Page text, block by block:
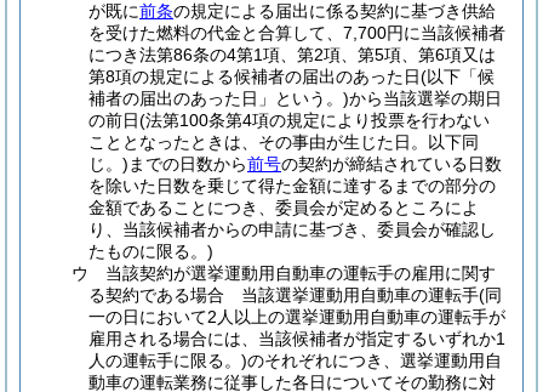
が既に前条の規定による届出に係る契約に基づき供給
を受けた燃料の代金と合算して、7,700円に当該候補者
につき法第86条の4第1項、第2項、第5項、第6項又は
第8項の規定による候補者の届出のあった日(以下「候
補者の届出のあった日」という。)から当該選挙の期日
の前日(法第100条第4項の規定により投票を行わない
こととなったときは、その事由が生じた日。以下同
じ。) までの日数から前号の契約が締結されている日数
を除いた日数を乗じて得た金額に達するまでの部分の
金額であることにつき、委員会が定めるところによ
り、当該候補者からの申請に基づき、委員会が確認し
たものに限る。)
ウ
当該契約が選挙運動用自動車の運転手の雇用に関す
る契約である場合 当該選挙運動用自動車の運転手(同
一の日において2人以上の選挙運動用自動車の運転手が
雇用される場合には、当該候補者が指定するいずれか1
人の運転手に限る。)のそれぞれにつき、選挙運動用自
動車の運転業務に従事した各日についてその勤務に対